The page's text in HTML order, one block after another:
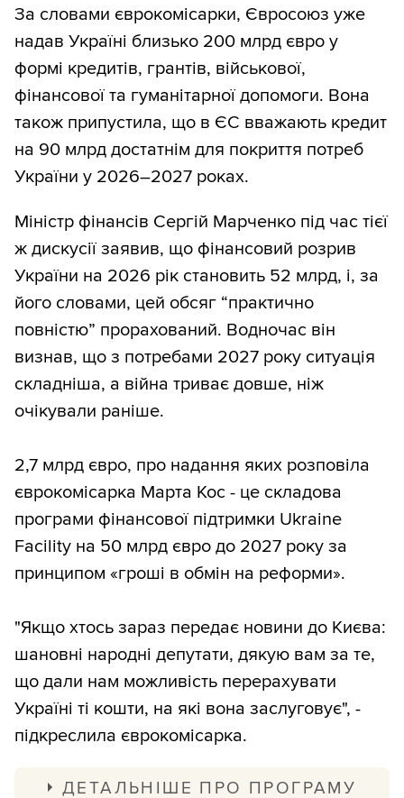
За словами єврокомісарки, Євросоюз уже
надав Україні близько 200 млрд євро у
формі кредитів, грантів, військової,
фінансової та гуманітарної допомоги. Вона
також припустила, що в ЄС вважають кредит
на 90 млрд достатнім для покриття потреб
України у 2026–2027 роках.
Міністр фінансів Сергій Марченко під час тієї
ж дискусії заявив, що фінансовий розрив
України на 2026 рік становить 52 млрд, і, за
його словами, цей обсяг “практично
повністю” прорахований. Водночас він
визнав, що з потребами 2027 року ситуація
складніша, а війнa триває довше, ніж
очікували раніше.
2,7 млрд євро, про надання яких розповіла
єврокомісарка Марта Кос - це складова
програми фінансової підтримки Ukraine
Facility на 50 млрд євро до 2027 року за
принципом «гроші в обмін на реформи».
"Якщо хтось зараз передає новини до Києва:
шановні народні депутати, дякую вам за те,
що дали нам можливість перерахувати
Україні ті кошти, на які вона заслуговує", -
підкреслила єврокомісарка.
ДЕТАЛЬНІШЕ ПРО ПРОГРАМУ